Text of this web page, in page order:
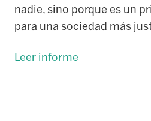
nadie, sino porque es un
para una sociedad más
Leer informe